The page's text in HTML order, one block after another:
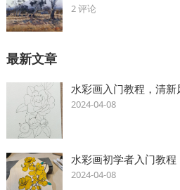
2 评论
最新文章
水彩画入门教程，清
2024-04-08
水彩画初学者入门教
2024-04-08